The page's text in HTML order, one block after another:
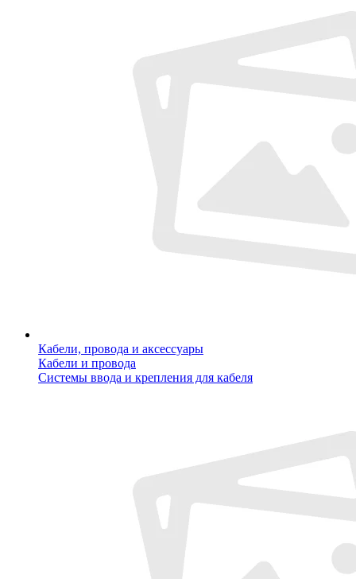
Кабели, провода и аксессуары
Кабели и провода
Системы ввода и крепления для кабеля